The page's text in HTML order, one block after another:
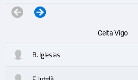
Celta Vigo
B. Iglesias